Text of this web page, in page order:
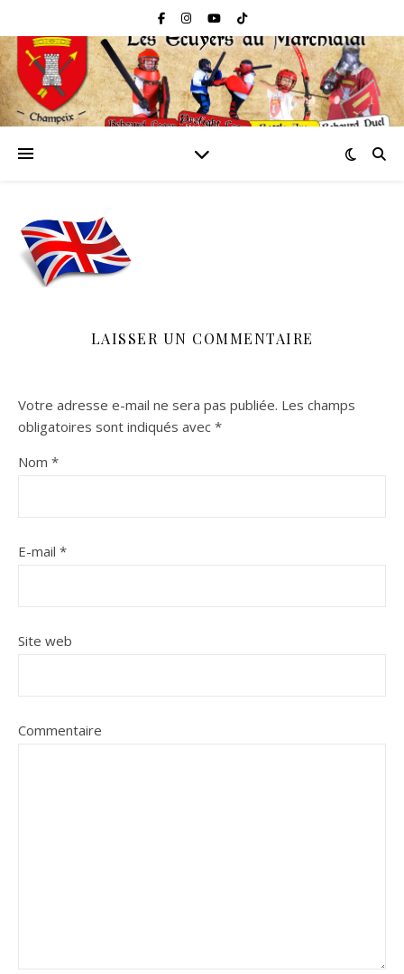
LAISSER UN COMMENTAIRE
Votre adresse e-mail ne sera pas publiée. Les champs
obligatoires sont indiqués avec *
Nom *
E-mail *
Site web
Commentaire